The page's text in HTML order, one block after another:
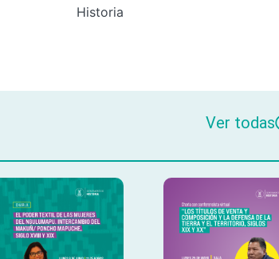
Historia
Ver todas